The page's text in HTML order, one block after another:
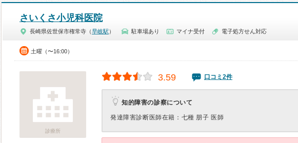
さいくさ小児科医院
長崎県佐世保市権常寺（早岐駅 ） 駐車場あり マイナ受付 電子処方せん対応
土曜（〜16:00）
診療所
3.59 口コミ2件
知的障害の診察について
発達障害診断医師在籍：七種 朋子 医師